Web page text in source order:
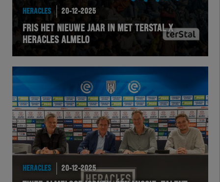
HERACLES 20-12-2025
FRIS HET NIEUWE JAAR IN MET TERSTAL X
HERACLES ALMELO
HERACLES 20-12-2025